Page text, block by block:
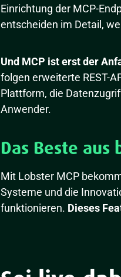
Einrichtung der MCP-
entscheiden im Detail,
Und MCP ist erst der
folgen erweiterte REST-
Plattform, die
Anwender.
Das Beste aus
Mit Lobster MCP
Systeme und die
funktionieren. Dieses